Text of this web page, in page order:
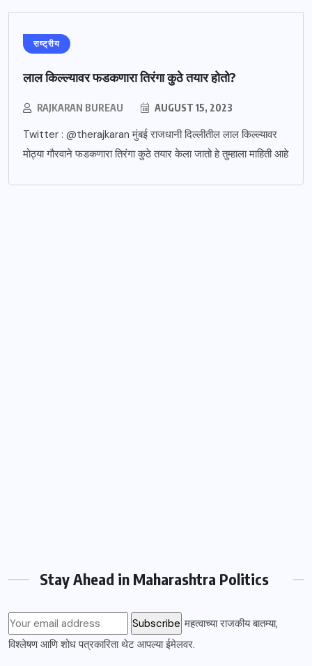
राष्ट्रीय
लाल किल्ल्यावर फडकणारा तिरंगा कुठे तयार होतो?
RAJKARAN BUREAU AUGUST 15, 2023
Twitter : @therajkaran मुंबई राजधानी दिल्लीतील लाल किल्ल्यावर
मोठ्या गौरवाने फडकणारा तिरंगा कुठे तयार केला जातो हे तुम्हाला माहिती आहे
Stay Ahead in Maharashtra Politics
महत्वाच्या राजकीय बातम्या,
विश्लेषण आणि शोध पत्रकारिता थेट आपल्या ईमेलवर.